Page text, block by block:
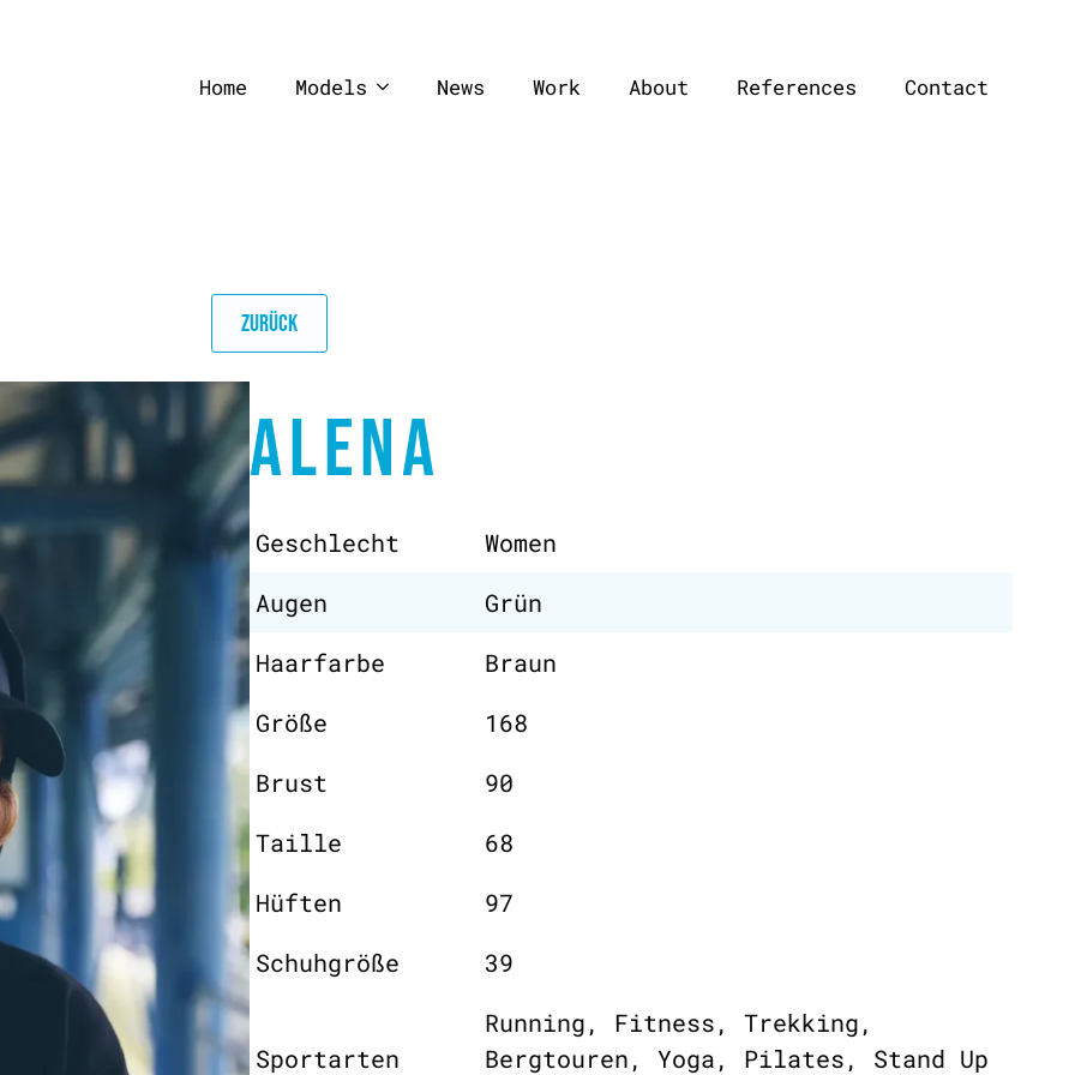
Home Models News Work About References Contact
ZURÜCK
ALENA
Geschlecht
Women
Augen
Grün
Haarfarbe
Braun
Größe
168
Brust
90
Taille
68
Hüften
97
Schuhgröße
39
Sportarten
Running, Fitness, Trekking,
Bergtouren, Yoga, Pilates, Stand Up